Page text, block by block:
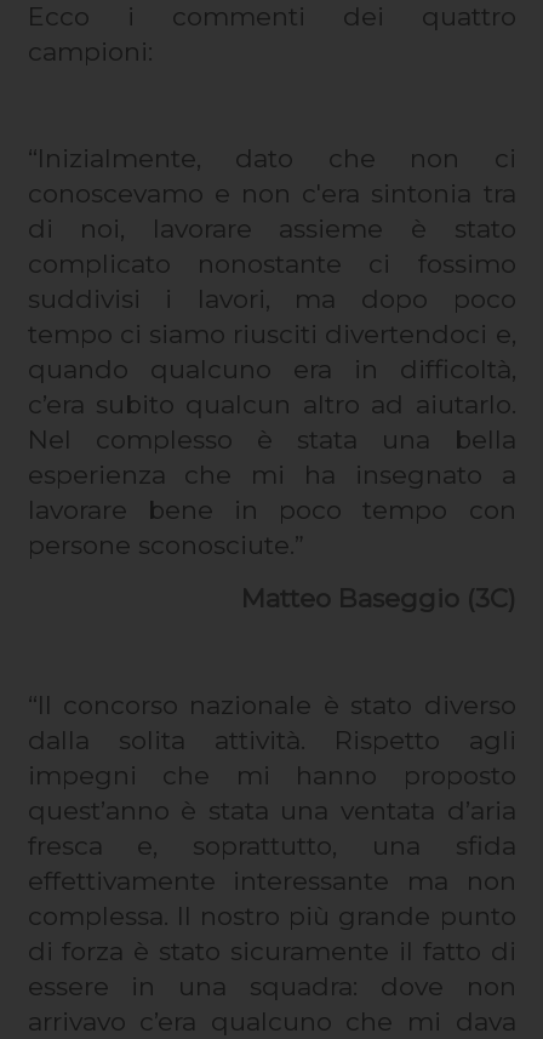
Ecco i commenti dei quattro
campioni:
“Inizialmente, dato che non ci
conoscevamo e non c'era sintonia tra
di noi, lavorare assieme è stato
complicato nonostante ci fossimo
suddivisi i lavori, ma dopo poco
tempo ci siamo riusciti divertendoci e,
quando qualcuno era in difficoltà,
c’era subito qualcun altro ad aiutarlo.
Nel complesso è stata una bella
esperienza che mi ha insegnato a
lavorare bene in poco tempo con
persone sconosciute.”
Matteo Baseggio (3C)
“Il concorso nazionale è stato diverso
dalla solita attività. Rispetto agli
impegni che mi hanno proposto
quest’anno è stata una ventata d’aria
fresca e, soprattutto, una sfida
effettivamente interessante ma non
complessa. Il nostro più grande punto
di forza è stato sicuramente il fatto di
essere in una squadra: dove non
arrivavo c’era qualcuno che mi dava